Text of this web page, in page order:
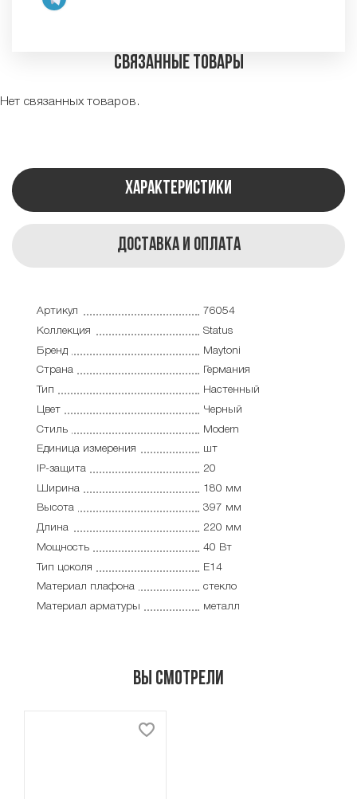
Связанные товары
Нет связанных товаров.
Характеристики
Доставка и оплата
Артикул
76054
Коллекция
Status
Бренд
Maytoni
Страна
Германия
Тип
Настенный
Цвет
Черный
Стиль
Modern
Единица измерения
шт
IP-защита
20
Ширина
180 мм
Высота
397 мм
Длина
220 мм
Мощность
40 Вт
Тип цоколя
E14
Материал плафона
стекло
Материал арматуры
металл
Вы смотрели